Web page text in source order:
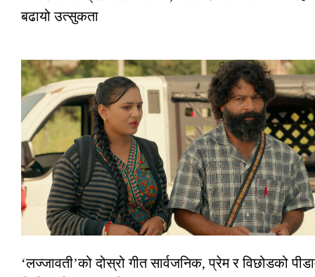
बढायो उत्सुकता
‘लज्जावती’को दोस्रो गीत सार्वजनिक, प्रेम र विछोडको